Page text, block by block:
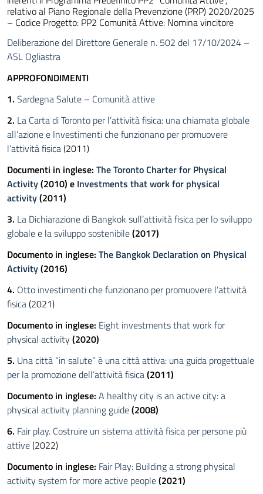
relativo al Piano Regionale della Prevenzione (PRP) 2020/2025
– Codice Progetto: PP2 Comunità Attive: Nomina vincitore
Deliberazione del Direttore Generale n. 502 del 17/10/2024 –
ASL Ogliastra
APPROFONDIMENTI
1. Sardegna Salute – Comunità attive
2. La Carta di Toronto per l’attività fisica: una chiamata globale
all’azione e Investimenti che funzionano per promuovere
l’attività fisica(2011)
Documenti in inglese: The Toronto Charter for Physical
Activity(2010) e Investments that work for physical
activity(2011)
3. La Dichiarazione di Bangkok sull’attività fisica per lo sviluppo
globale e la sviluppo sostenibile(2017)
Documento in inglese: The Bangkok Declaration on Physical
Activity(2016)
4. Otto investimenti che funzionano per promuovere l’attività
fisica(2021)
Documento in inglese: Eight investments that work for
physical activity (2020)
5. Una città “in salute” è una città attiva: una guida progettuale
per la promozione dell’attività fisica(2011)
Documento in inglese: A healthy city is an active city: a
physical activity planning guide(2008)
6. Fair play. Costruire un sistema attività fisica per persone più
attive(2022)
Documento in inglese: Fair Play: Building a strong physical
activity system for more active people(2021)